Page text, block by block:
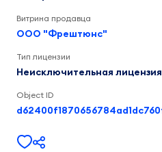
Витрина продавца
ООО "Фрештюнс"
Тип лицензии
Неисключительная лицензия
Object ID